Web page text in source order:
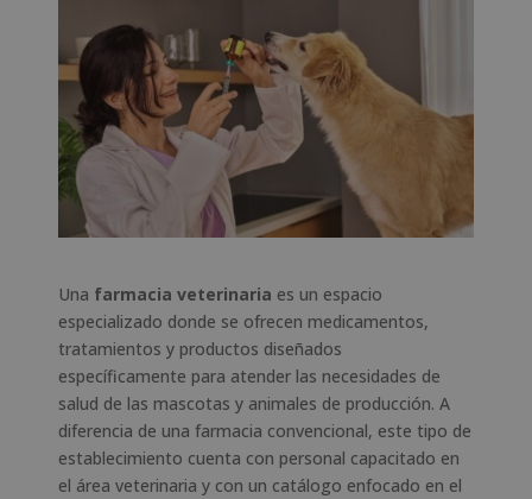
Una farmacia veterinaria es un espacio
especializado donde se ofrecen medicamentos,
tratamientos y productos diseñados
específicamente para atender las necesidades de
salud de las mascotas y animales de producción. A
diferencia de una farmacia convencional, este tipo de
establecimiento cuenta con personal capacitado en
el área veterinaria y con un catálogo enfocado en el